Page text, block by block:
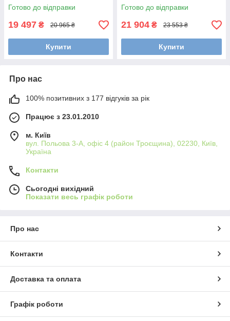
Готово до відправки
19 497 ₴ 20 965 ₴
Купити
Готово до відправки
21 904 ₴ 23 553 ₴
Купити
Про нас
100% позитивних з 177 відгуків за рік
Працює з 23.01.2010
м. Київ
вул. Польова 3-А, офіс 4 (район Троєщина), 02230, Київ,
Україна
Контакти
Сьогодні вихідний
Показати весь графік роботи
Про нас
Контакти
Доставка та оплата
Графік роботи